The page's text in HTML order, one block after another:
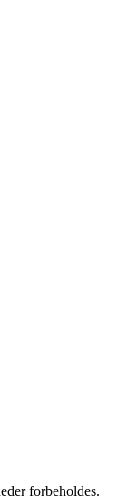
forbeholdes.